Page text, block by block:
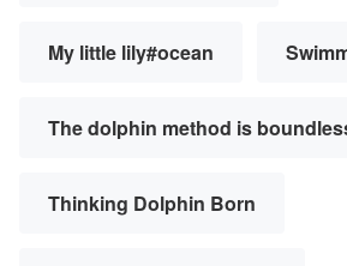
My little lily#ocean
The dolphin method is
Thinking Dolphin Born